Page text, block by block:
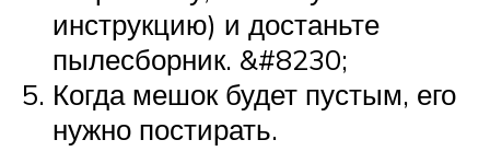
инструкцию) и достаньте
пылесборник. &#8230;
Когда мешок будет пустым, его
нужно постирать.